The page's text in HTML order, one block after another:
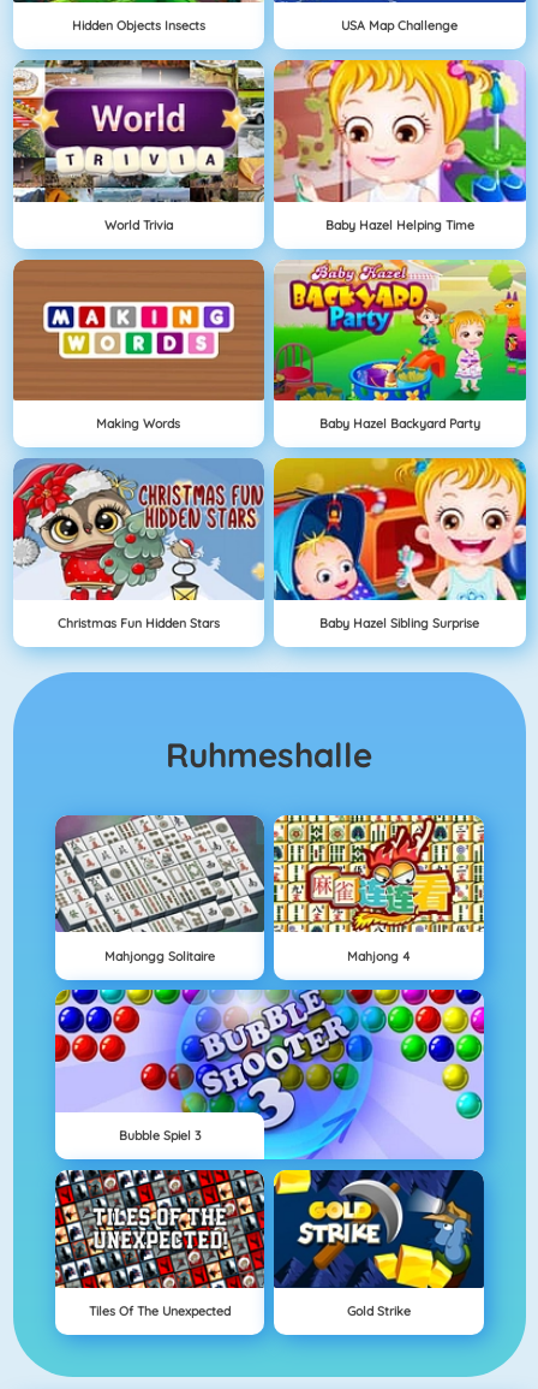
Hidden Objects Insects USA Map Challenge
World Trivia Baby Hazel Helping Time
Making Words Baby Hazel Backyard Party
Christmas Fun Hidden Stars Baby Hazel Sibling Surprise
Ruhmeshalle
Mahjongg Solitaire Mahjong 4
Bubble Spiel 3
Tiles Of The Unexpected Gold Strike